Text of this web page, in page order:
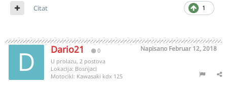
1
Citat
Dario21 0 Napisano Februar 12, 2018
U prolazu, 2 postova
Lokacija: Bosnjaci
Motocikl: Kawasaki kdx 125